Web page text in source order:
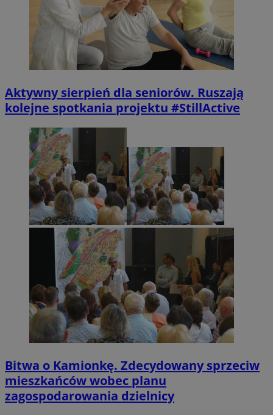
Aktywny sierpień dla seniorów. Ruszają
kolejne spotkania projektu #StillActive
Bitwa o Kamionkę. Zdecydowany sprzeciw
mieszkańców wobec planu
zagospodarowania dzielnicy